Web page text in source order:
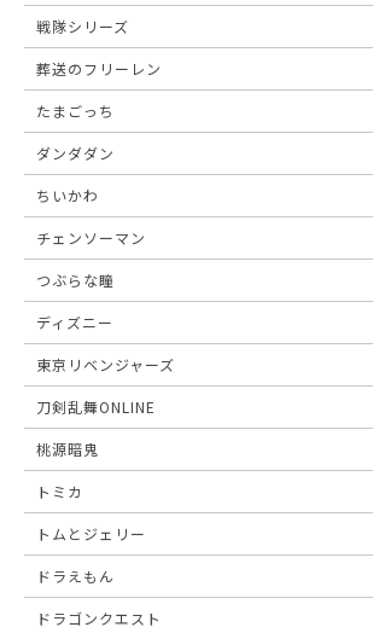
戦隊シリーズ
葬送のフリーレン
たまごっち
ダンダダン
ちいかわ
チェンソーマン
つぶらな瞳
ディズニー
東京リベンジャーズ
刀剣乱舞ONLINE
桃源暗鬼
トミカ
トムとジェリー
ドラえもん
ドラゴンクエスト